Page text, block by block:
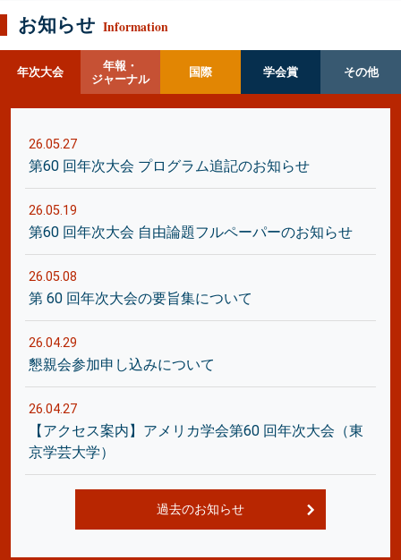
お知らせ Information
年次大会
年報・
ジャーナル
国際 学会賞 その他
26.05.27
第60 回年次大会 プログラム追記のお知らせ
26.05.19
第60 回年次大会 自由論題フルペーパーのお知らせ
26.05.08
第 60 回年次大会の要旨集について
26.04.29
懇親会参加申し込みについて
26.04.27
【アクセス案内】アメリカ学会第60 回年次大会（東
京学芸大学）
過去のお知らせ